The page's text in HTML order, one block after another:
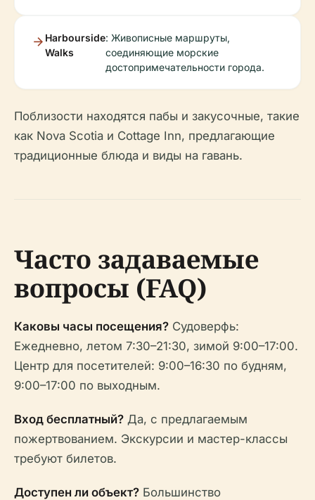
Harbourside
Walks
: Живописные маршруты,
соединяющие морские
достопримечательности города.
Поблизости находятся пабы и закусочные, такие
как Nova Scotia и Cottage Inn, предлагающие
традиционные блюда и виды на гавань.
Часто задаваемые
вопросы (FAQ)
Каковы часы посещения? Судоверфь:
Ежедневно, летом 7:30–21:30, зимой 9:00–17:00.
Центр для посетителей: 9:00–16:30 по будням,
9:00–17:00 по выходным.
Вход бесплатный? Да, с предлагаемым
пожертвованием. Экскурсии и мастер-классы
требуют билетов.
Доступен ли объект? Большинство